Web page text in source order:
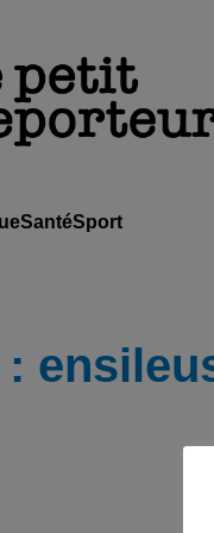
SantéSport